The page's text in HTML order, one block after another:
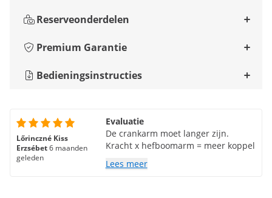
Reserveonderdelen
Premium Garantie
Bedieningsinstructies
Lőrinczné Kiss
Erzsébet6 maanden
geleden
Evaluatie
De crankarm moet langer zijn.
Kracht x hefboomarm = meer koppel
Lees meer